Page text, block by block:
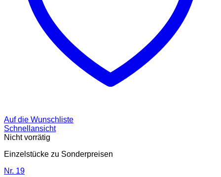
Auf die Wunschliste
Schnellansicht
Nicht vorrätig
Einzelstücke zu Sonderpreisen
Nr. 19